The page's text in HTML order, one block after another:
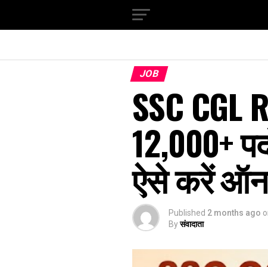
JOB
SSC
12,000+
ऐसे करें
Published 2 months ago
Byसंवादाता